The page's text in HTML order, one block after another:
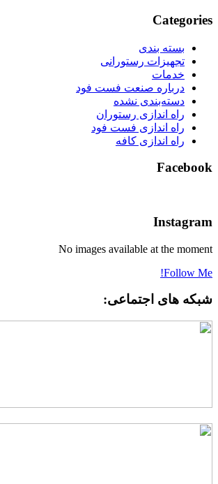
بسته بندی
تجهیزات رستورانی
خدمات
درباره صنعت فست فود
دسته‌بندی نشده
راه اندازی رستوران
راه اندازی فست فود
راه اندازی کافه
No images available at the
Follow
های اجتماعی: